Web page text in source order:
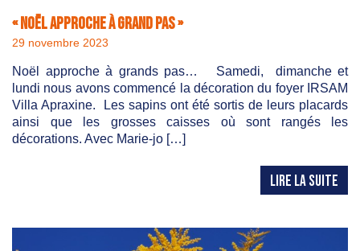
« Noël approche à grand pas »
29 novembre 2023
Noël approche à grands pas… Samedi, dimanche et
lundi nous avons commencé la décoration du foyer IRSAM
Villa Apraxine. Les sapins ont été sortis de leurs placards
ainsi que les grosses caisses où sont rangés les
décorations. Avec Marie-jo […]
LIRE LA SUITE